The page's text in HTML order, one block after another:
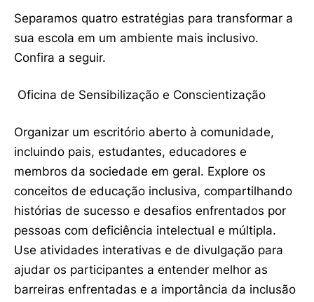
Separamos quatro estratégias para transformar a
sua escola em um ambiente mais inclusivo.
Confira a seguir.
Oficina de Sensibilização e Conscientização
Organizar um escritório aberto à comunidade,
incluindo pais, estudantes, educadores e
membros da sociedade em geral. Explore os
conceitos de educação inclusiva, compartilhando
histórias de sucesso e desafios enfrentados por
pessoas com deficiência intelectual e múltipla.
Use atividades interativas e de divulgação para
ajudar os participantes a entender melhor as
barreiras enfrentadas e a importância da inclusão